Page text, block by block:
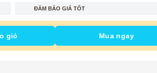
ĐẢM BẢO GIÁ TỐT
giỏ Mua ngay